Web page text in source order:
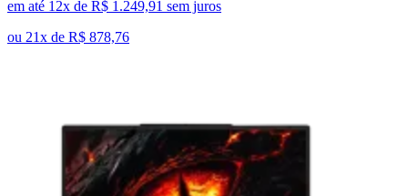
em até 12x de R$ 1.249,91 sem juros
ou 21x de R$ 878,76